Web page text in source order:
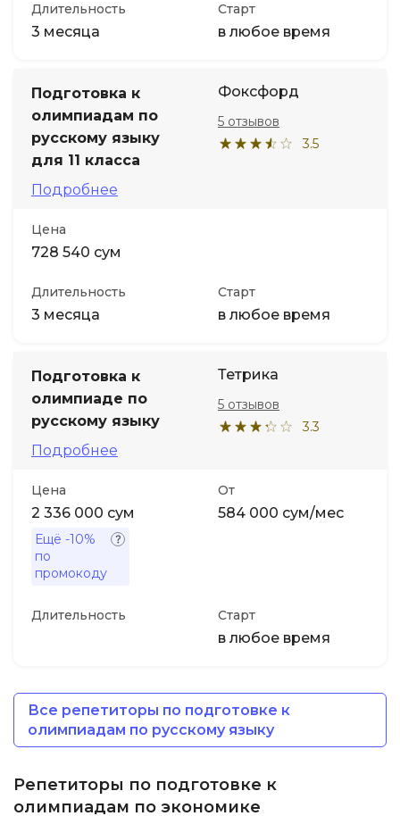
Длительность
3 месяца
Старт
в любое время
Подготовка к
олимпиадам по
русскому языку
для 11 класса
Подробнее
Фоксфорд
3.5
5 отзывов
Цена
728 540 сум
Длительность
3 месяца
Старт
в любое время
Подготовка к
олимпиаде по
русскому языку
Подробнее
Тетрика
3.3
5 отзывов
Цена
2 336 000 сум
Ещё -10%
по
промокоду
От
584 000 сум/мес
Длительность Старт
в любое время
Все репетиторы по подготовке к
олимпиадам по русскому языку
Репетиторы по подготовке к
олимпиадам по экономике